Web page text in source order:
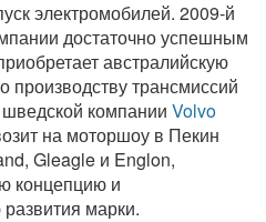
электромобилей. 2009-й
достаточно успешным
австралийскую
трансмиссий
компании Volvo
на моторшоу в Пекин
Gleagle и Englon,
концепцию и
марки.